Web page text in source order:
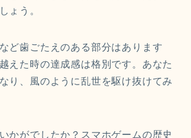
ょう。
ど歯ごたえのある部分はあります
えた時の達成感は格別です。あなた
り、風のように乱世を駆け抜けてみ
かがでしたか？スマホゲームの歴史